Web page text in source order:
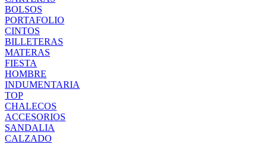
BOLSOS
PORTAFOLIO
CINTOS
BILLETERAS
MATERAS
FIESTA
HOMBRE
INDUMENTARIA
TOP
CHALECOS
ACCESORIOS
SANDALIA
CALZADO